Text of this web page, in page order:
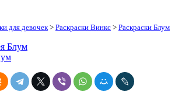
для девочек > Раскраски Винкс > Раскраски Блум
Блум